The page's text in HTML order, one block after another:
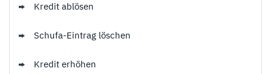
Kredit ablösen
Schufa-Eintrag löschen
Kredit erhöhen